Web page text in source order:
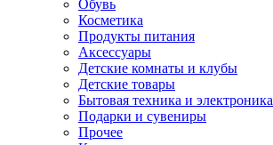
Обувь
Косметика
Продукты питания
Аксессуары
Детские комнаты и клубы
Детские товары
Бытовая техника и электроника
Подарки и сувениры
Прочее